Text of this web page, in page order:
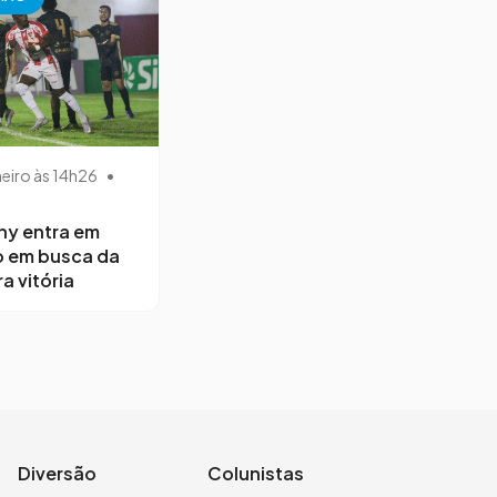
às 14h26 •
entra em
em busca da
vitória
Diversão Colunistas